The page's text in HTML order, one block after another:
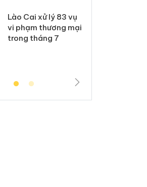
Lào Cai xử lý 83 vụ
vi phạm thương mại
trong tháng 7